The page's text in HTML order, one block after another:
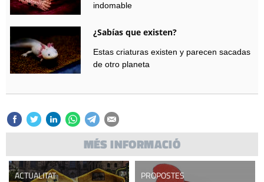
indomable
¿Sabías que existen?
Estas criaturas existen y parecen sacadas
de otro planeta
MÉS INFORMACIÓ
ACTUALITAT PROPOSTES